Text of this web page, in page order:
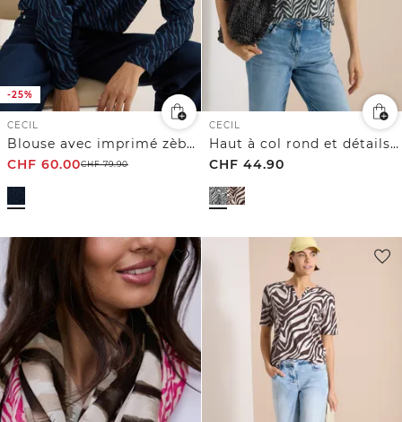
-25%
CECIL
Blouse avec imprimé zèbre
CHF 60.00CHF79.90
CECIL
Haut à col rond et détails smockés
CHF 44.90